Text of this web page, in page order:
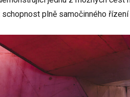
plně samočinného řízení